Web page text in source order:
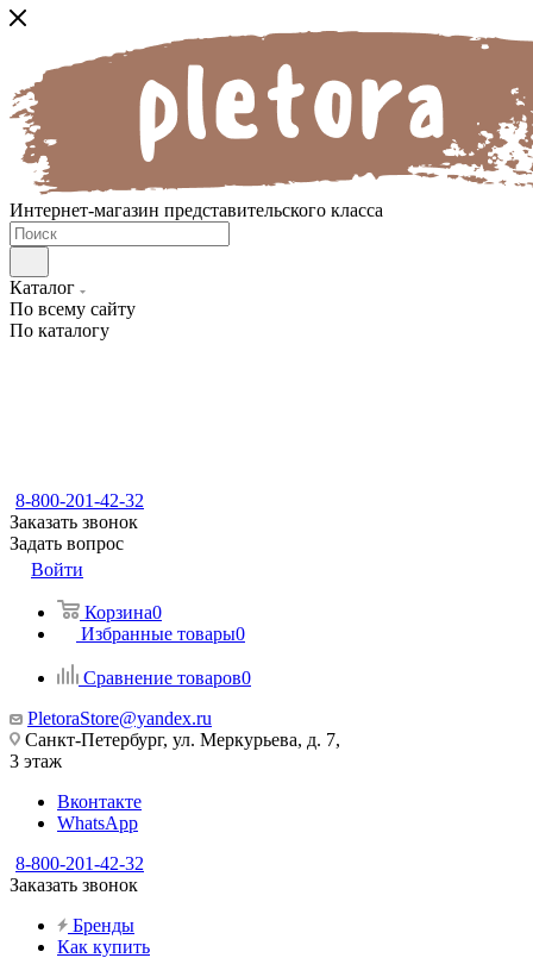
Интернет-магазин представительского класса
Каталог
По всему сайту
По каталогу
8-800-201-42-32
Заказать звонок
Задать вопрос
Войти
Корзина0
Избранные товары0
Сравнение товаров0
PletoraStore@yandex.ru
Санкт-Петербург, ул. Меркурьева, д. 7,
3 этаж
Вконтакте
WhatsApp
8-800-201-42-32
Заказать звонок
Бренды
Как купить